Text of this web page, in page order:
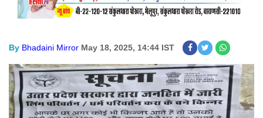
By Bhadaini Mirror May 18, 2025, 14:44 IST